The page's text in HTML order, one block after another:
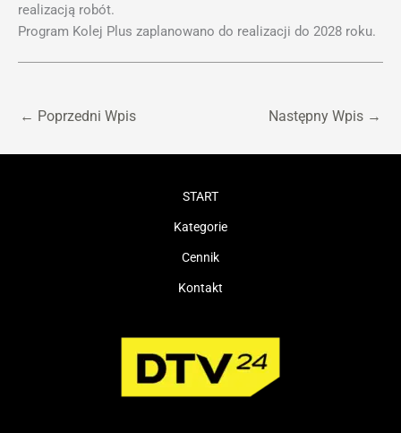
realizacją robót.
Program Kolej Plus zaplanowano do realizacji do 2028 roku.
← Poprzedni Wpis Następny Wpis →
START
Kategorie
Cennik
Kontakt